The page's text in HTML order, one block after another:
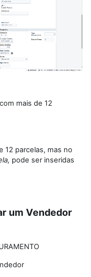
mais de 12
12 parcelas, mas no
pode ser inseridas
um Vendedor